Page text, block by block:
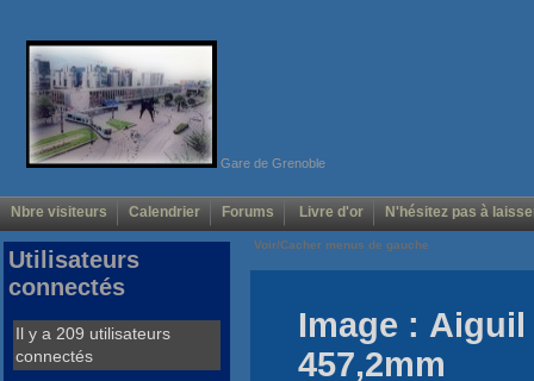
Gare de Grenoble
Nbre visiteurs Calendrier Forums Livre d'or N'hésitez pas à
Voir/Cacher menus de gauche
Image :
457,2mm
Utilisateurs
connectés
Il y a 209 utilisateurs
connectés